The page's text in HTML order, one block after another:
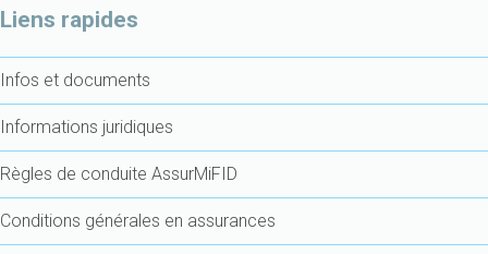
e
b
o
k
Liens rapides
Infos et documents
Informations juridiques
Règles de conduite AssurMiFID
Conditions générales en assurances